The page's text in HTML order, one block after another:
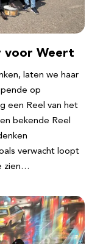
voor Weert
laten we haar
op
een Reel van het
bekende Reel
verwacht loopt
zien…